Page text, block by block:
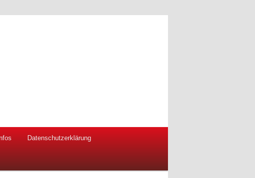
Datenschutzerklärung